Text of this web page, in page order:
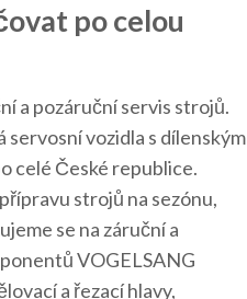
po celou
a pozáruční servis strojů.
vozidla s dílenským
celé České republice.
strojů na sezónu,
se na záruční a
VOGELSANG
a řezací hlavy,